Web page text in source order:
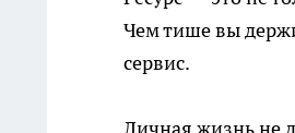
Чем тише вы
сервис.